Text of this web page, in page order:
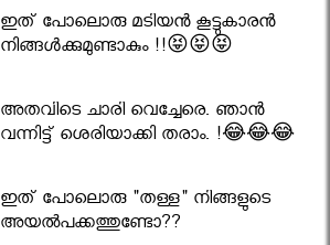
ഇത് പോലൊരു മടിയൻ കൂട്ടുകാരൻ
നിങ്ങൾക്കുമുണ്ടാകും !!😝😝😝
അതവിടെ ചാരി വെച്ചേരെ. ഞാൻ
വന്നിട്ട് ശെരിയാക്കി തരാം. !😂😂😂
ഇത് പോലൊരു "തള്ള" നിങ്ങളുടെ
അയല്‍പക്കത്തുണ്ടോ??